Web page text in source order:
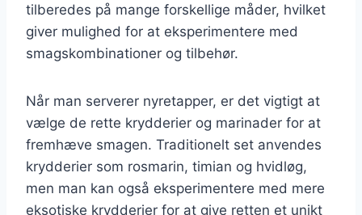
tilberedes på mange forskellige måder, hvilket
giver mulighed for at eksperimentere med
smagskombinationer og tilbehør.
Når man serverer nyretapper, er det vigtigt at
vælge de rette krydderier og marinader for at
fremhæve smagen. Traditionelt set anvendes
krydderier som rosmarin, timian og hvidløg,
men man kan også eksperimentere med mere
eksotiske krydderier for at give retten et unikt